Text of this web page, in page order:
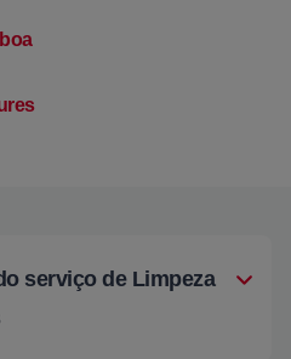
serviço de Limpeza